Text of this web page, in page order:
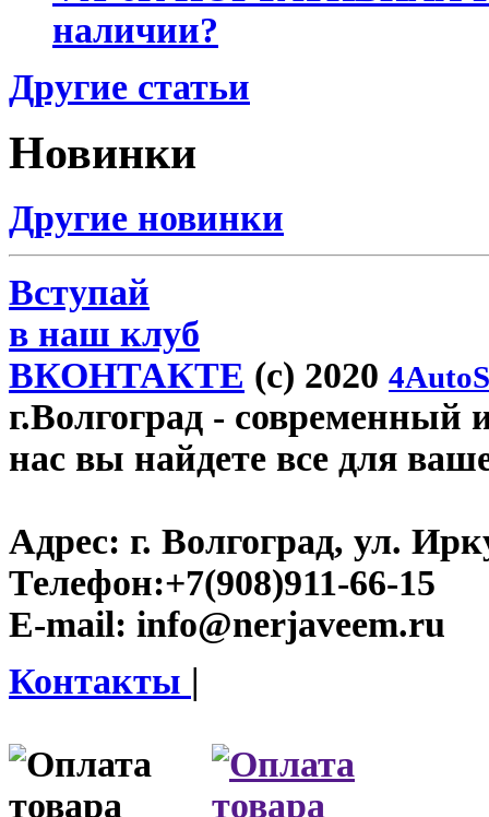
наличии?
Другие статьи
Новинки
Другие новинки
Вступай
в наш клуб
ВКОНТАКТЕ (c) 2020
г.Волгоград - современный
нас вы найдете все для
Адрес: г. Волгоград, ул.
Телефон:+7(908)911-66-15
E-mail: info@nerjaveem.ru
Контакты |